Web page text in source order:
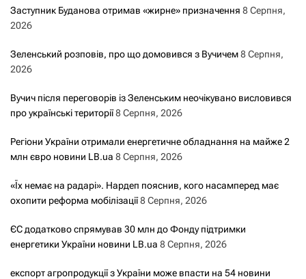
Заступник Буданова отримав «жирне» призначення 8 Серпня,
2026
Зеленський розповів, про що домовився з Вучичем8 Серпня,
2026
Вучич після переговорів із Зеленським неочікувано висловився
про українські території8 Серпня, 2026
Регіони України отримали енергетичне обладнання на майже 2
млн євро новини LB.ua 8 Серпня, 2026
«Їх немає на радарі». Нардеп пояснив, кого насамперед має
охопити реформа мобілізації8 Серпня, 2026
ЄС додатково спрямував 30 млн до Фонду підтримки
енергетики України новини LB.ua 8 Серпня, 2026
експорт агропродукції з України може впасти на 54 новини